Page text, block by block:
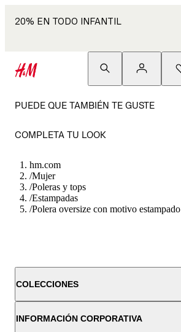
20% EN TODO INFANTIL
PUEDE QUE TAMBIÉN TE GUSTE
COMPLETA TU LOOK
hm.com
/Mujer
/Poleras y tops
/Estampadas
/Polera oversize con motivo estampado
COLECCIONES
INFORMACIÓN CORPORATIVA